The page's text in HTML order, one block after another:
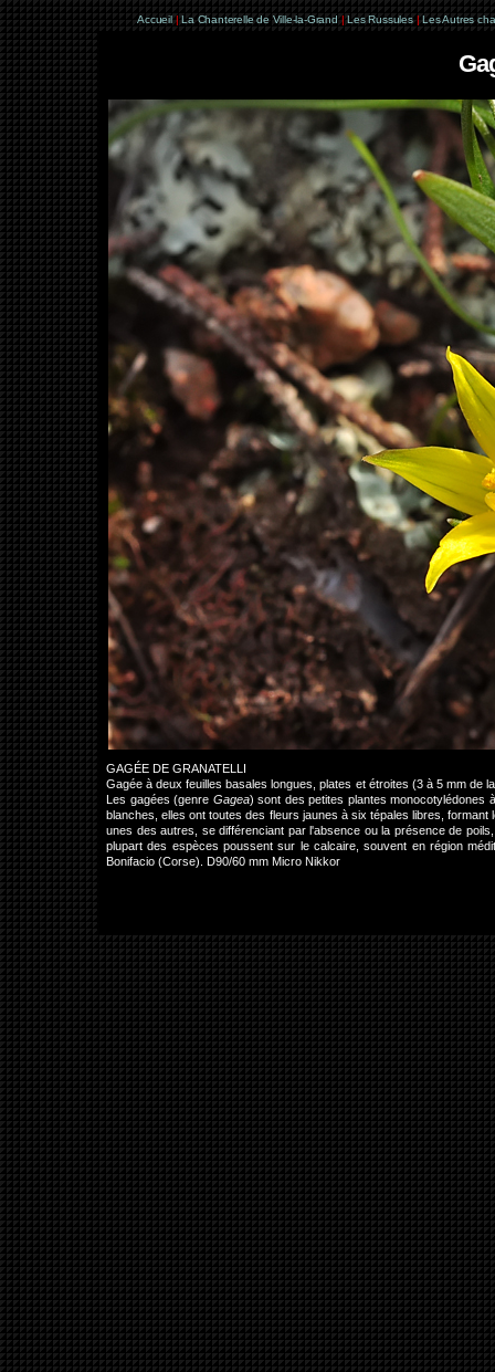
Accueil | La Chanterelle de Ville-la-Grand | Les Russules | Les Autres
GAGÉE DE GRANATELLI
Gagée à deux feuilles basales longues, plates et étroites (3 à 5 mm de
Les gagées (genre Gagea) sont des petites plantes monocotylédones
blanches, elles ont toutes des fleurs jaunes à six tépales libres,
unes des autres, se différenciant par l'absence ou la présence de
plupart des espèces poussent sur le calcaire, souvent en région
Bonifacio (Corse). D90/60 mm Micro Nikkor